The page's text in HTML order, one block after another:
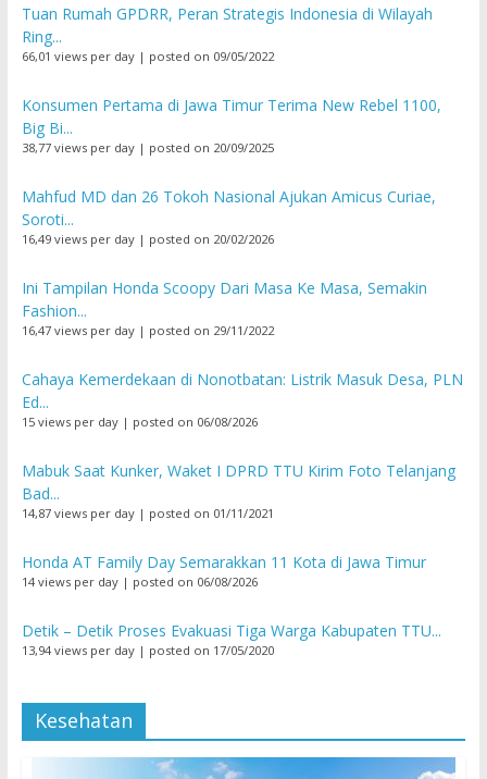
Tuan Rumah GPDRR, Peran Strategis Indonesia di Wilayah
Ring...
66,01 views per day| posted on 09/05/2022
Konsumen Pertama di Jawa Timur Terima New Rebel 1100,
Big Bi...
38,77 views per day| posted on 20/09/2025
Mahfud MD dan 26 Tokoh Nasional Ajukan Amicus Curiae,
Soroti...
16,49 views per day| posted on 20/02/2026
Ini Tampilan Honda Scoopy Dari Masa Ke Masa, Semakin
Fashion...
16,47 views per day| posted on 29/11/2022
Cahaya Kemerdekaan di Nonotbatan: Listrik Masuk Desa, PLN
Ed...
15 views per day| posted on 06/08/2026
Mabuk Saat Kunker, Waket I DPRD TTU Kirim Foto Telanjang
Bad...
14,87 views per day| posted on 01/11/2021
Honda AT Family Day Semarakkan 11 Kota di Jawa Timur
14 views per day| posted on 06/08/2026
Detik – Detik Proses Evakuasi Tiga Warga Kabupaten TTU...
13,94 views per day| posted on 17/05/2020
Kesehatan